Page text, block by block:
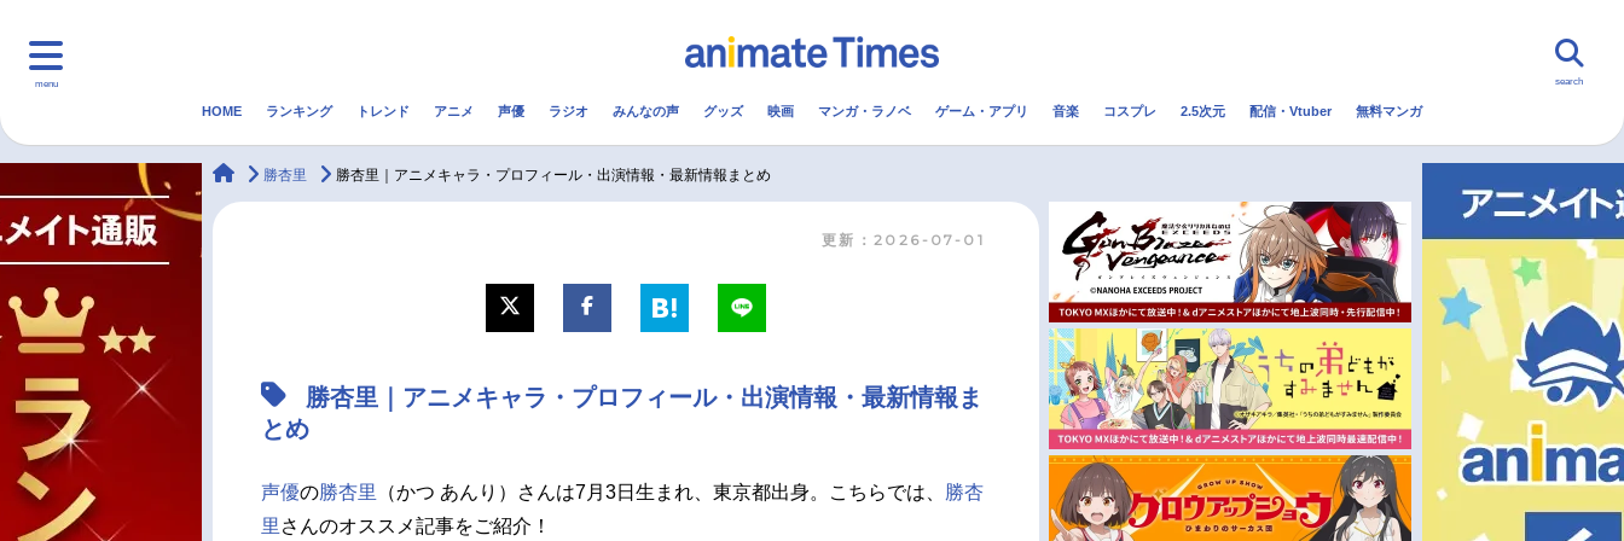
menu
マンガ・ラノベ 2.5次元 配信・Vtuber トレンド 無料マンガ
声優記事一覧
アニメ映画一覧
男性声優/女性声優一覧
今期アニメ曜日別一覧
夏アニメ
秋アニメ
冬アニメ
search
HOME ランキング トレンド アニメ 声優 ラジオ みんなの声 グッズ 映画 マンガ・ラノベ ゲーム・アプリ 音楽 コスプレ 2.5次元 配信・Vtuber 無料マンガ
animateTimes
勝杏里 勝杏里｜アニメキャラ・プロフィール・出演情報・最新情報まとめ
更新：2026-07-01
勝杏里｜アニメキャラ・プロフィール・出演情報・最新情報ま
とめ
声優の勝杏里 （かつ あんり）さんは7月3日生まれ、東京都出身。こちらでは、 勝杏
里 さんのオススメ記事をご紹介！